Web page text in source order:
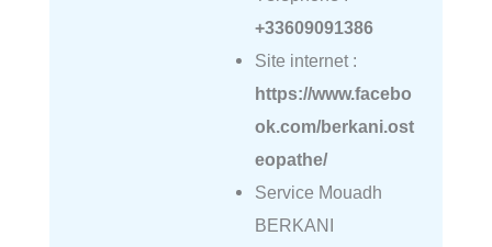
+33609091386
Site internet :
https://www.facebo
ok.com/berkani.ost
eopathe/
Service Mouadh
BERKANI